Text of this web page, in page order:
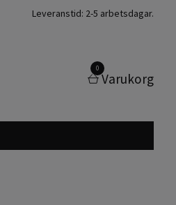
Leveranstid: 2-5 arbetsdagar.
0
Varukorg